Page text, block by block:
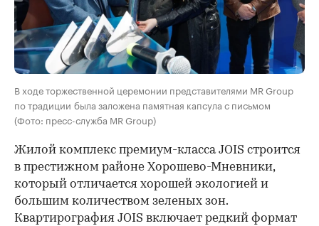
В ходе торжественной церемонии представителями MR Group
по традиции была заложена памятная капсула с письмом
(Фото: пресс-служба MR Group)
Жилой комплекс премиум-класса JOIS строится
в престижном районе Хорошево-Мневники,
который отличается хорошей экологией и
большим количеством зеленых зон.
Квартирография JOIS включает редкий формат